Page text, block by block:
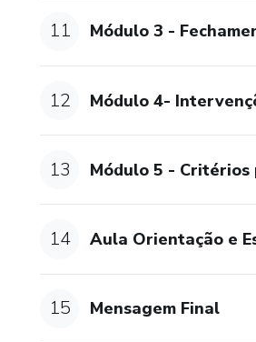
11 Módulo 3 -
12 Módulo 4-
13 Módulo 5 -
14 Aula Orientação e
15 Mensagem Final